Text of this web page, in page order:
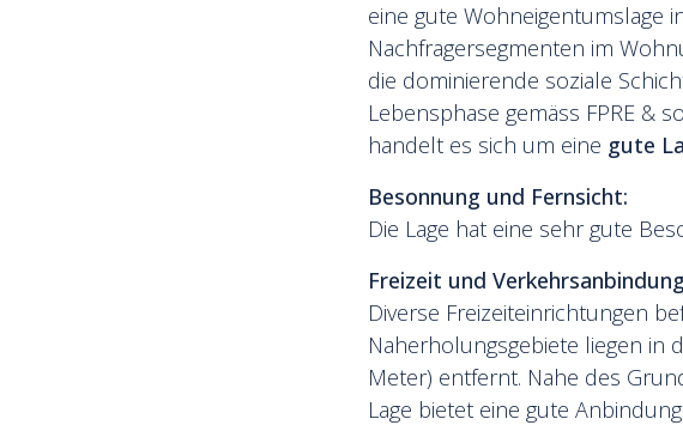
eine gute Wohneigentumslage
Nachfragersegmenten im
die dominierende soziale
Lebensphase gemäss FPRE &
handelt es sich um eine gute
Besonnung und Fernsicht:
Die Lage hat eine sehr gute
Freizeit und
Diverse Freizeiteinrichtungen
Naherholungsgebiete liegen in
Meter) entfernt. Nahe des
Lage bietet eine gute